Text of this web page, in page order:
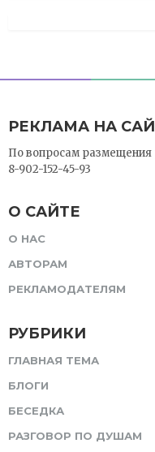
РЕКЛАМА НА
По вопросам
8-902-152-45-93
О САЙТЕ
О НАС
АВТОРАМ
РЕКЛАМОДАТЕЛЯМ
РУБРИКИ
ГЛАВНАЯ ТЕМА
БЛОГИ
БЕСЕДКА
РАЗГОВОР ПО ДУШАМ